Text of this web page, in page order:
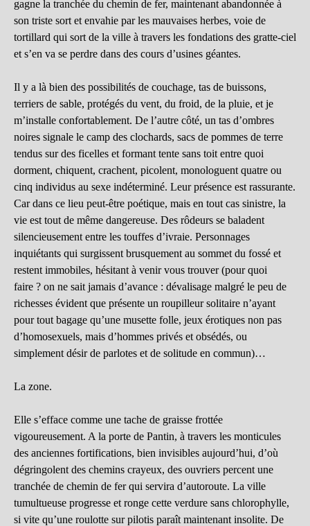
gagne la tranchée du chemin de fer, maintenant abandonnée à
son triste sort et envahie par les mauvaises herbes, voie de
tortillard qui sort de la ville à travers les fondations des gratte-ciel
et s’en va se perdre dans des cours d’usines géantes.
Il y a là bien des possibilités de couchage, tas de buissons,
terriers de sable, protégés du vent, du froid, de la pluie, et je
m’installe confortablement. De l’autre côté, un tas d’ombres
noires signale le camp des clochards, sacs de pommes de terre
tendus sur des ficelles et formant tente sans toit entre quoi
dorment, chiquent, crachent, picolent, monologuent quatre ou
cinq individus au sexe indéterminé. Leur présence est rassurante.
Car dans ce lieu peut-être poétique, mais en tout cas sinistre, la
vie est tout de même dangereuse. Des rôdeurs se baladent
silencieusement entre les touffes d’ivraie. Personnages
inquiétants qui surgissent brusquement au sommet du fossé et
restent immobiles, hésitant à venir vous trouver (pour quoi
faire ? on ne sait jamais d’avance : dévalisage malgré le peu de
richesses évident que présente un roupilleur solitaire n’ayant
pour tout bagage qu’une musette folle, jeux érotiques non pas
d’homosexuels, mais d’hommes privés et obsédés, ou
simplement désir de parlotes et de solitude en commun)…
La zone.
Elle s’efface comme une tache de graisse frottée
vigoureusement. A la porte de Pantin, à travers les monticules
des anciennes fortifications, bien invisibles aujourd’hui, d’où
dégringolent des chemins crayeux, des ouvriers percent une
tranchée de chemin de fer qui servira d’autoroute. La ville
tumultueuse progresse et ronge cette verdure sans chlorophylle,
si vite qu’une roulotte sur pilotis paraît maintenant insolite. De